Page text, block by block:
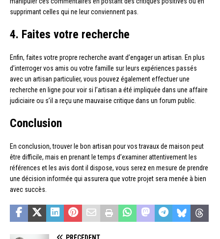
supprimant celles qui ne leur conviennent pas.
4. Faites votre recherche
Enfin, faites votre propre recherche avant d’engager un artisan. En plus
d’interroger vos amis ou votre famille sur leurs expériences passés
avec un artisan particulier, vous pouvez également effectuer une
recherche en ligne pour voir si l’artisan a été impliquée dans une affaire
judiciaire ou s’il a reçu une mauvaise critique dans un forum public.
Conclusion
En conclusion, trouver le bon artisan pour vos travaux de maison peut
être difficile, mais en prenant le temps d’examiner attentivement les
références et les avis dont il dispose, vous serez en mesure de prendre
une décision informée qui assurera que votre projet sera menée à bien
avec succès.